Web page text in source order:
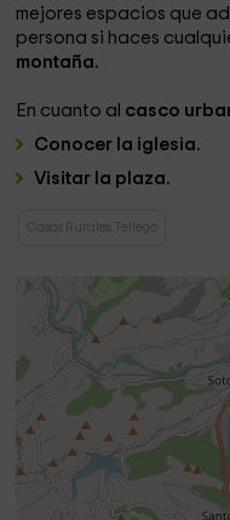
mejores espacios que
persona si haces
montaña.
En cuanto al casco
Conocer la iglesia.
Visitar la plaza.
Casas Rurales Tellego